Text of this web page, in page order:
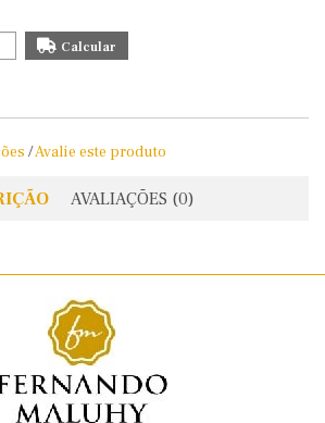
/Avalie este produto
AVALIAÇÕES (0)